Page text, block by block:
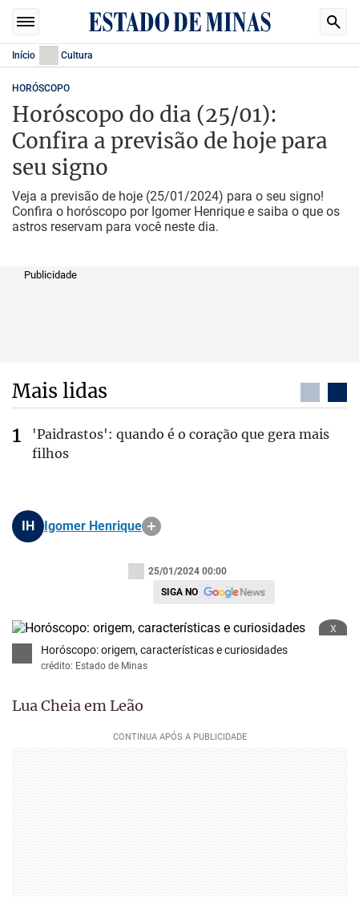
Início Cultura
HORÓSCOPO
Horóscopo do dia (25/01):
Confira a previsão de hoje para
seu signo
Veja a previsão de hoje (25/01/2024) para o seu signo!
Confira o horóscopo por Igomer Henrique e saiba o que os
astros reservam para você neste dia.
Publicidade
Mais lidas
'Paidrastos': quando é o coração que gera mais
filhos
IH Igomer Henrique
25/01/2024 00:00
SIGA NO
x
Horóscopo: origem, características e curiosidades
crédito: Estado de Minas
Lua Cheia em Leão